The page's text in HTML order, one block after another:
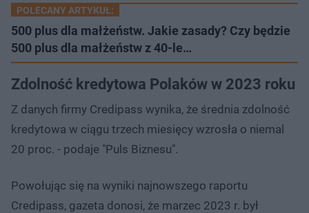
POLECANY ARTYKUŁ:
500 plus dla małżeństw. Jakie zasady? Czy będzie
500 plus dla małżeństw z 40-le…
Zdolność kredytowa Polaków w 2023 roku
Z danych firmy Credipass wynika, że średnia zdolność
kredytowa w ciągu trzech miesięcy wzrosła o niemal
20 proc. - podaje "Puls Biznesu".
Powołując się na wyniki najnowszego raportu
Credipass, gazeta donosi, że marzec 2023 r. był